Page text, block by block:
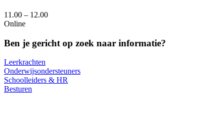
11.00 – 12.00
Online
Ben je gericht op zoek naar informatie?
Leerkrachten
Onderwijsondersteuners
Schoolleiders & HR
Besturen